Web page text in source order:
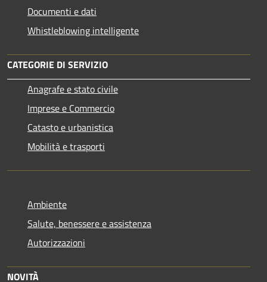
Documenti e dati
Whistleblowing intelligente
CATEGORIE DI SERVIZIO
Anagrafe e stato civile
Imprese e Commercio
Catasto e urbanistica
Mobilità e trasporti
Ambiente
Salute, benessere e assistenza
Autorizzazioni
NOVITÀ